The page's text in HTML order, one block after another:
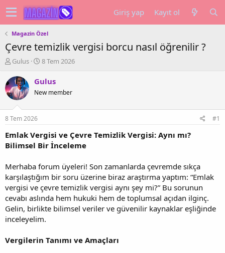
Giriş yap Kayıt ol
Magazin Özel
Çevre temizlik vergisi borcu nasıl öğrenilir ?
K
n
u
y
b
a
ş
l
a
a
n
Gulus
B
ş
a
ç
t
a
i
h
i
8 Tem 2026
Gulus
New member
8 Tem 2026 #1
Emlak Vergisi ve Çevre Temizlik Vergisi: Aynı mı?
Bilimsel Bir İnceleme
Merhaba forum üyeleri! Son zamanlarda çevremde sıkça
karşılaştığım bir soru üzerine biraz araştırma yaptım: “Emlak
vergisi ve çevre temizlik vergisi aynı şey mi?” Bu sorunun
cevabı aslında hem hukuki hem de toplumsal açıdan ilginç.
Gelin, birlikte bilimsel veriler ve güvenilir kaynaklar eşliğinde
inceleyelim.
Vergilerin Tanımı ve Amaçları